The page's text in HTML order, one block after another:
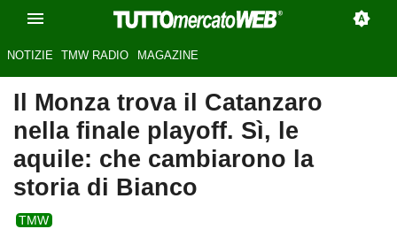
NOTIZIE TMW RADIO MAGAZINE
Il Monza trova il Catanzaro
nella finale playoff. Sì, le
aquile: che cambiarono la
storia di Bianco
TMW